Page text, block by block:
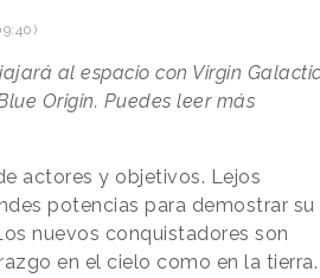
al espacio con Virgin Galactic
Origin. Puedes leer más
actores y objetivos. Lejos
potencias para demostrar su
nuevos conquistadores son
en el cielo como en la tierra.